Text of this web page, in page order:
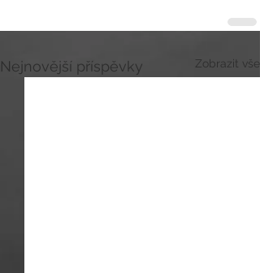
Nejnovější příspěvky Zobrazit vše